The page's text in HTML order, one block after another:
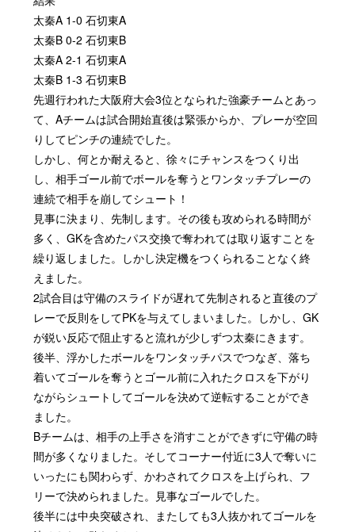
太秦A 1-0 石切東A
太秦B 0-2 石切東B
太秦A 2-1 石切東A
太秦B 1-3 石切東B
先週行われた大阪府大会3位となられた強豪チームとあっ
て、Aチームは試合開始直後は緊張からか、プレーが空回
りしてピンチの連続でした。
しかし、何とか耐えると、徐々にチャンスをつくり出
し、相手ゴール前でボールを奪うとワンタッチプレーの
連続で相手を崩してシュート！
見事に決まり、先制します。その後も攻められる時間が
多く、GKを含めたパス交換で奪われては取り返すことを
繰り返しました。しかし決定機をつくられることなく終
えました。
2試合目は守備のスライドが遅れて先制されると直後のプ
レーで反則をしてPKを与えてしまいました。しかし、GK
が鋭い反応で阻止すると流れが少しずつ太秦にきます。
後半、浮かしたボールをワンタッチパスでつなぎ、落ち
着いてゴールを奪うとゴール前に入れたクロスを下がり
ながらシュートしてゴールを決めて逆転することができ
ました。
Bチームは、相手の上手さを消すことができずに守備の時
間が多くなりました。そしてコーナー付近に3人で奪いに
いったにも関わらず、かわされてクロスを上げられ、フ
リーで決められました。見事なゴールでした。
後半には中央突破され、またしても3人抜かれてゴールを